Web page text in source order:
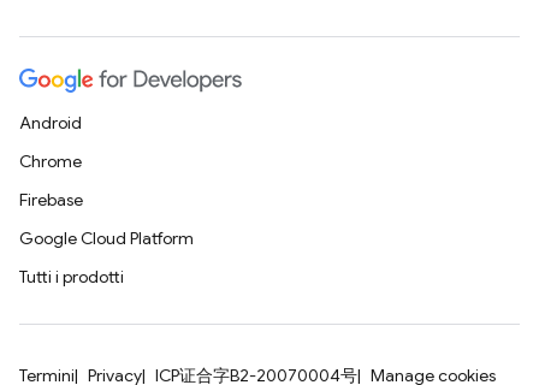
Android
Chrome
Firebase
Google Cloud Platform
Tutti i prodotti
Termini Privacy ICP证合字B2-20070004号 Manage cookies